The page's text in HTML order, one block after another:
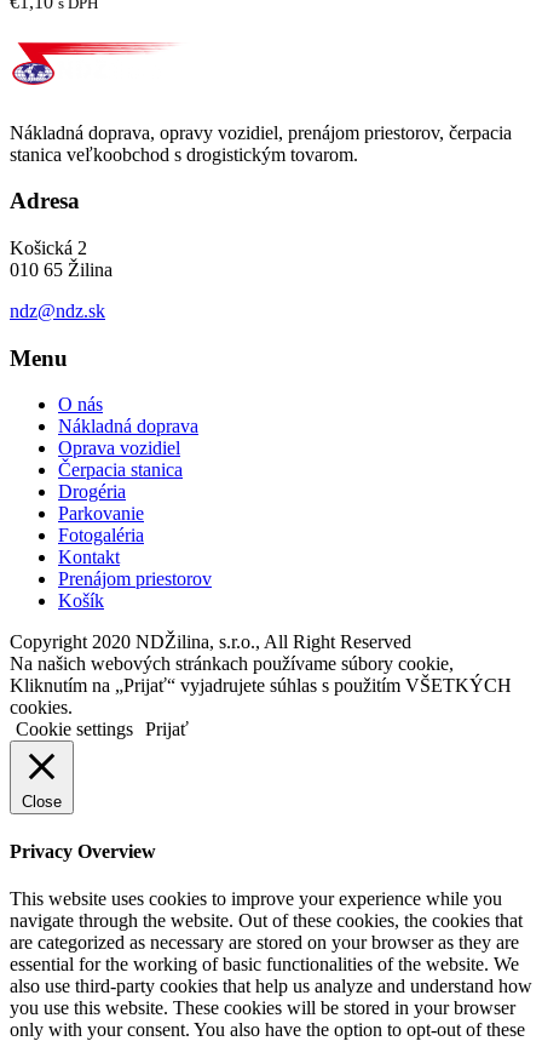
Nákladná doprava, opravy vozidiel, prenájom priestorov, čerpacia
stanica veľkoobchod s drogistickým tovarom.
Adresa
Košická 2
010 65 Žilina
ndz@ndz.sk
Menu
O nás
Nákladná doprava
Oprava vozidiel
Čerpacia stanica
Drogéria
Parkovanie
Fotogaléria
Kontakt
Prenájom priestorov
Košík
Copyright 2020 NDŽilina, s.r.o., All Right Reserved
Na našich webových stránkach používame súbory cookie,
Kliknutím na „Prijať“ vyjadrujete súhlas s použitím VŠETKÝCH
cookies.
Cookie settings Prijať
Close
Privacy Overview
This website uses cookies to improve your experience while you
navigate through the website. Out of these cookies, the cookies that
are categorized as necessary are stored on your browser as they are
essential for the working of basic functionalities of the website. We
also use third-party cookies that help us analyze and understand how
you use this website. These cookies will be stored in your browser
only with your consent. You also have the option to opt-out of these